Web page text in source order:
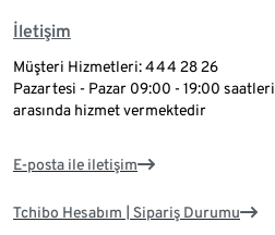
İletişim
Müşteri Hizmetleri: 444 28 26
Pazartesi - Pazar 09:00 - 19:00 saatleri
arasında hizmet vermektedir
E-posta ile iletişim
Tchibo Hesabım | Sipariş Durumu